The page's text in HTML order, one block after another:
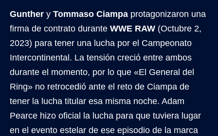
Gunther y Tommaso Ciampa protagonizaron una
firma de contrato durante WWE RAW (Octubre 2,
2023) para tener una lucha por el Campeonato
Intercontinental. La tensión creció entre ambos
durante el momento, por lo que «El General del
Ring» no retrocedió ante el reto de Ciampa de
tener la lucha titular esa misma noche. Adam
Pearce hizo oficial la lucha para que tuviera lugar
en el evento estelar de ese episodio de la marca